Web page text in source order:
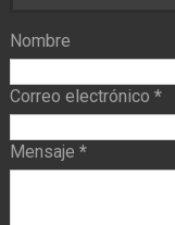
Nombre
Correo electrónico *
Mensaje *